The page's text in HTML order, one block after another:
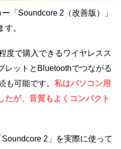
「Soundcore 2（改善版）」
。
度で購入できるワイヤレスス
レットとBluetoothでつながる
も可能です。 私はパソコン用
たが、音質もよくコンパクト
2」を実際に使って